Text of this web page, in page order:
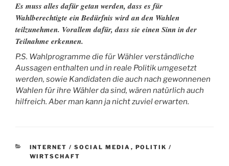
Es muss alles dafür getan werden, dass es für
Wahlberechtigte ein Bedürfnis wird an den Wahlen
teilzunehmen. Vorallem dafür, dass sie einen Sinn in der
Teilnahme erkennen.
P.S. Wahlprogramme die für Wähler verständliche
Aussagen enthalten und in reale Politik umgesetzt
werden, sowie Kandidaten die auch nach gewonnenen
Wahlen für ihre Wähler da sind, wären natürlich auch
hilfreich. Aber man kann ja nicht zuviel erwarten.
KATEGORIEN
INTERNET / SOCIAL MEDIA , POLITIK /
WIRTSCHAFT